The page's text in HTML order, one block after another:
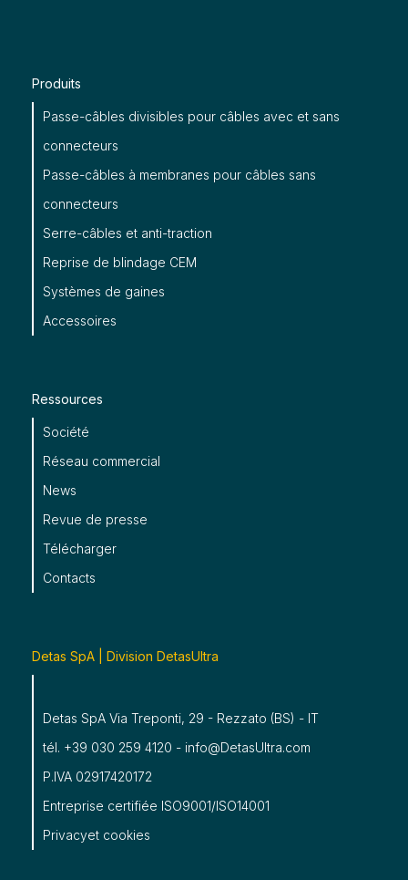
Produits
Passe-câbles divisibles pour câbles avec et sans
connecteurs
Passe-câbles à membranes pour câbles sans
connecteurs
Serre-câbles et anti-traction
Reprise de blindage CEM
Systèmes de gaines
Accessoires
Ressources
Société
Réseau commercial
News
Revue de presse
Télécharger
Contacts
Detas SpA | Division DetasUltra
Detas SpA Via Treponti, 29 - Rezzato (BS) - IT
tél. +39 030 259 4120 - info@DetasUltra.com
P.IVA 02917420172
Entreprise certifiée ISO9001/ISO14001
Privacyet cookies